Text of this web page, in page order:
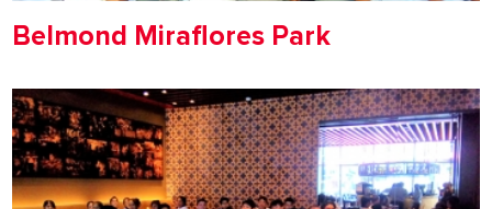
Belmond Miraflores Park